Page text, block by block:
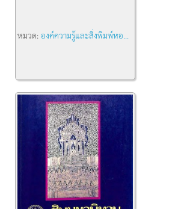
หมวด:องค์ความรู้และสิ่งพิมพ์หอ...